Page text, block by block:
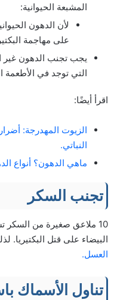
المشبعة الحيوانية:
لأن الدهون
على مهاجمة
يجب تجنب الدهون غير
التي توجد في الأطعمة
اقرأ أيضًا:
الزيوت المهدرجة:
النباتي.
ماهي الدهون؟ أنواع
تجنب السكر
10 ملاعق صغيرة من السكر
البيضاء على قتل البكتيريا.
العسل.
تناول الأسماك